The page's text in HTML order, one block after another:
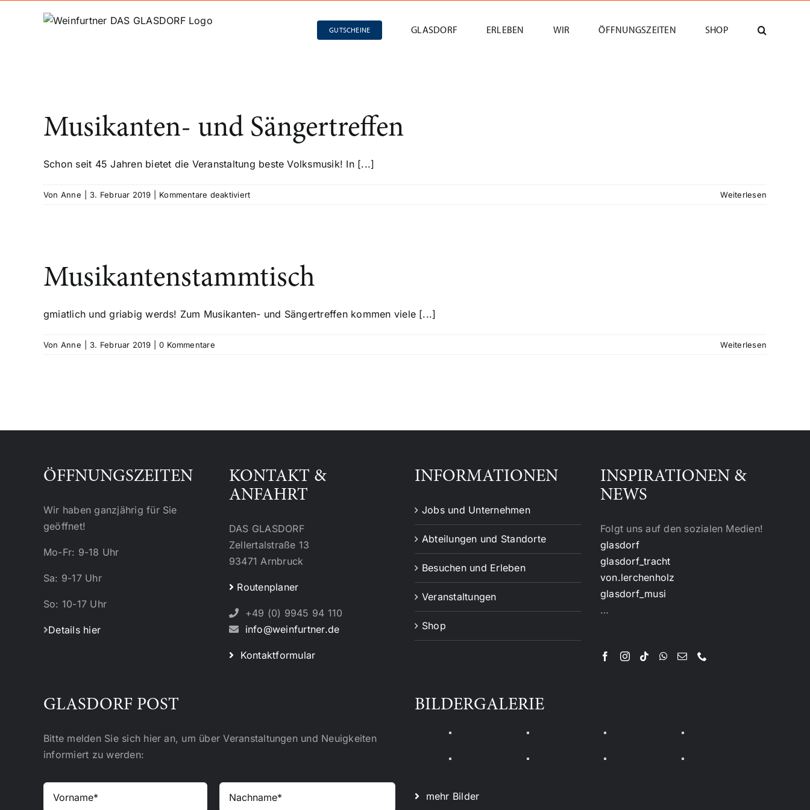
GUTSCHEINE GLASDORF ERLEBEN WIR ÖFFNUNGSZEITEN SHOP
Musikanten- und Sängertreffen
Schon seit 45 Jahren bietet die Veranstaltung beste Volksmusik! In [...]
Von Anne 3. Februar 2019 Kommentare deaktiviertfür
Weiterlesen
Musikantenstammtisch
gmiatlich und griabig werds! Zum Musikanten- und Sängertreffen kommen viele [...]
Von Anne 3. Februar 2019 0 Kommentare Weiterlesen
ÖFFNUNGSZEITEN
Wir haben ganzjährig für Sie
geöffnet!
Mo-Fr: 9-18 Uhr
Sa: 9-17 Uhr
So: 10-17 Uhr
Details hier
KONTAKT &
ANFAHRT
DAS GLASDORF
Zellertalstraße 13
93471 Arnbruck
Routenplaner
+49 (0) 9945 94 110
info@weinfurtner.de
Kontaktformular
INFORMATIONEN
Jobs und Unternehmen
Abteilungen und Standorte
Besuchen und Erleben
Veranstaltungen
Shop
INSPIRATIONEN &
NEWS
Folgt uns auf den sozialen Medien!
glasdorf
glasdorf_tracht
von.lerchenholz
glasdorf_musi
…
GLASDORF POST
Bitte melden Sie sich hier an, um über Veranstaltungen und Neuigkeiten
informiert zu werden:
BILDERGALERIE
mehr Bilder